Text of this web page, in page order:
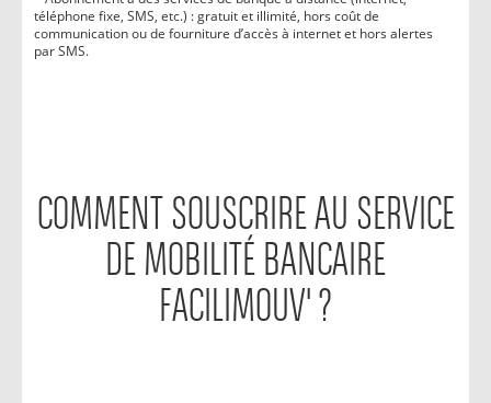
téléphone fixe, SMS, etc.) : gratuit et illimité, hors coût de
communication ou de fourniture d’accès à internet et hors alertes
par SMS.
COMMENT SOUSCRIRE AU SERVICE
DE MOBILITÉ BANCAIRE
FACILIMOUV' ?